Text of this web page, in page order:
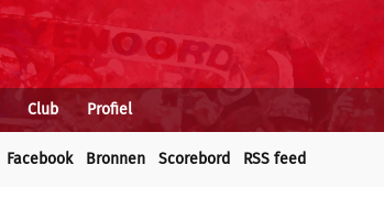
Club Profiel
Facebook Bronnen Scorebord RSS feed